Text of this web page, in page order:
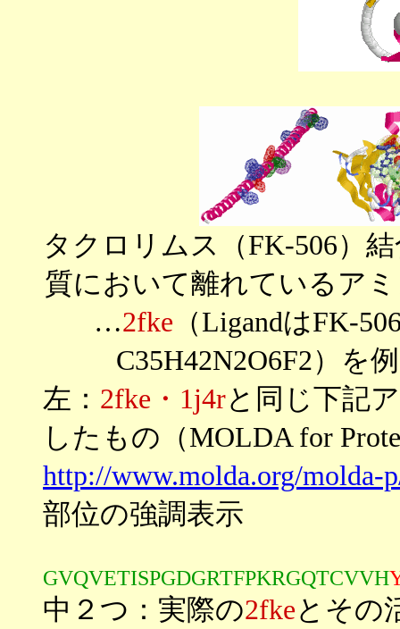
タクロリムス（FK-506）
質において離れているア
…2fke （LigandはFK-
C35H42N2O6F2）を
左： 2fke・1j4rと同じ下記
したもの（MOLDA for
http://www.molda.org/molda-
部位の強調表示
GVQVETISPGDGRTFPKRGQTCVVH
中２つ：実際の2fkeとその